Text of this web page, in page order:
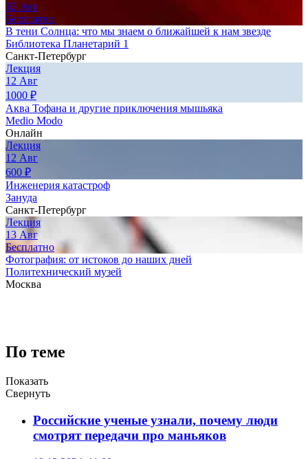
12 Авг
Бесплатно
В тени Солнца: что мы знаем о ближайшей к нам звезде
Библиотека Планетарий 1
Санкт-Петербург
Лекция
12 Авг
1000 ₽
Аква Тофана и другие приключения мышьяка
Medio Modo
Онлайн
Лекция
12 Авг
600 ₽
Инженерия катастроф
Зануда
Санкт-Петербург
Лекция
13 Авг
Бесплатно
Фотография: от истоков до наших дней
Политехнический музей
Москва
По теме
Показать
Свернуть
Российские ученые узнали, почему люди
смотрят передачи про маньяков